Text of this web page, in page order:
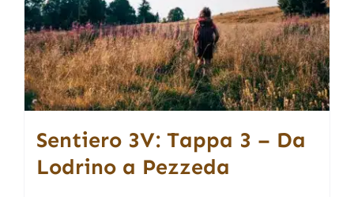
Sentiero 3V: Tappa 3 – Da
Lodrino a Pezzeda